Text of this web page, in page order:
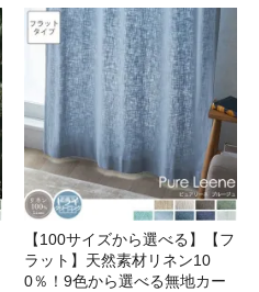
【100サイズから選べる】【フ
ラット】天然素材リネン10
0％！9色から選べる無地カー